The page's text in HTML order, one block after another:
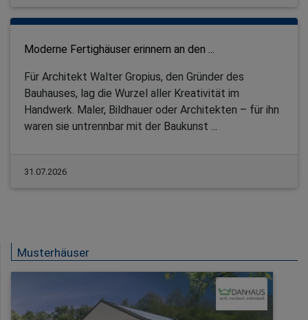
Moderne Fertighäuser erinnern an den ...
Für Architekt Walter Gropius, den Gründer des
Bauhauses, lag die Wurzel aller Kreativität im
Handwerk. Maler, Bildhauer oder Architekten – für ihn
waren sie untrennbar mit der Baukunst ...
31.07.2026
Musterhäuser